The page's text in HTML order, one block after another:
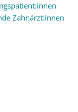
Zahnärzt:innen